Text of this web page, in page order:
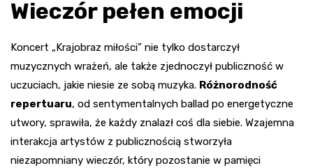
Wieczór pełen emocji
Koncert „Krajobraz miłości” nie tylko dostarczył
muzycznych wrażeń, ale także zjednoczył publiczność w
uczuciach, jakie niesie ze sobą muzyka. Różnorodność
repertuaru, od sentymentalnych ballad po energetyczne
utwory, sprawiła, że każdy znalazł coś dla siebie. Wzajemna
interakcja artystów z publicznością stworzyła
niezapomniany wieczór, który pozostanie w pamięci